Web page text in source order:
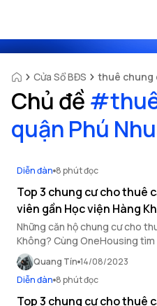
Cửa Sổ BĐS thuê chung
Chủ đề #
quận Phú
Diễn đàn 8 phút đọc
Top 3 chung cư cho thuê
viên gần Học viện Hàng
Những căn hộ chung cư cho
Không? Cùng OneHousing
căn hộ chung cư quận Phú
Quang Tín 14/08/2023
Diễn đàn 8 phút đọc
Top 3 chung cư cho thuê